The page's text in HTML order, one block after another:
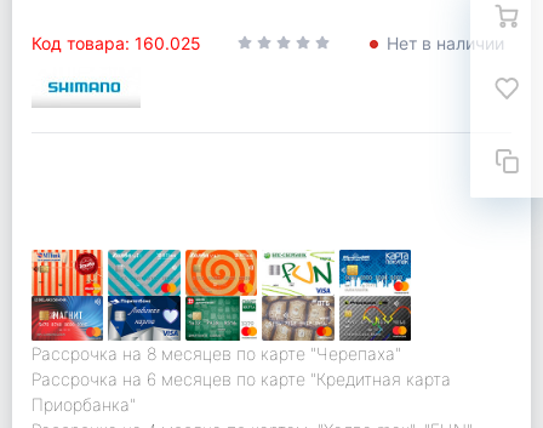
Код товара: 160.025 Нет в наличии
Рассрочка на 8 месяцев по карте "Черепаха"
Рассрочка на 6 месяцев по карте "Кредитная карта
Приорбанка"